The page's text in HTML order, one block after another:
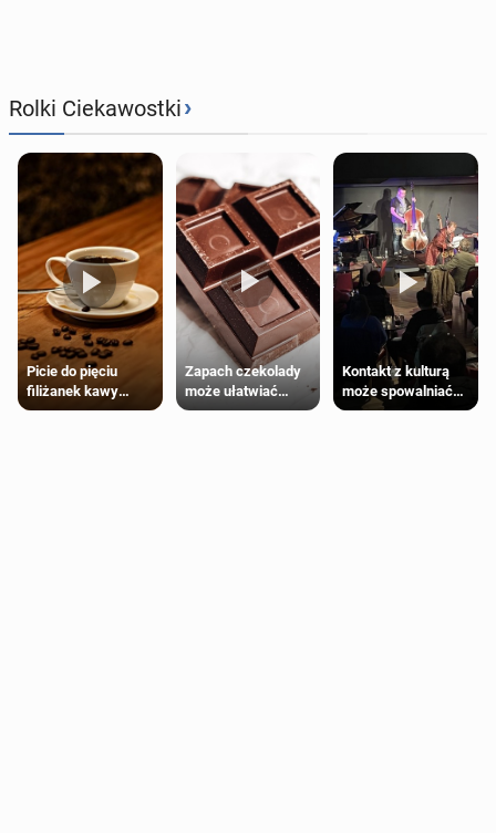
Rolki Ciekawostki›
Picie do pięciu
filiżanek kawy
dziennie jest
Zapach czekolady
może ułatwiać
trening siłowy
Kontakt z kulturą
może spowalniać
starzenie